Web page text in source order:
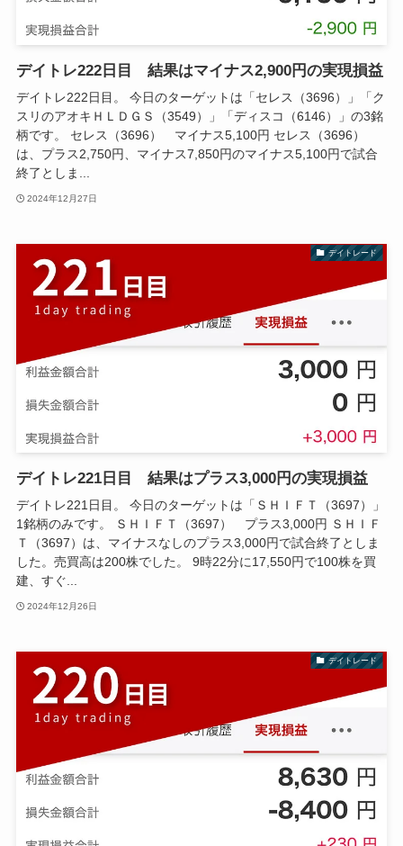
デイトレ222日目 結果はマイナス2,900円の実現損益
デイトレ222日目。 今日のターゲットは「セレス（3696）」「ク
スリのアオキＨＬＤＧＳ（3549）」「ディスコ（6146）」の3銘
柄です。 セレス（3696） マイナス5,100円 セレス（3696）
は、プラス2,750円、マイナス7,850円のマイナス5,100円で試合
終了としま...
2024年12月27日
デイトレード
デイトレ221日目 結果はプラス3,000円の実現損益
デイトレ221日目。 今日のターゲットは「ＳＨＩＦＴ（3697）」
1銘柄のみです。 ＳＨＩＦＴ（3697） プラス3,000円 ＳＨＩＦ
Ｔ（3697）は、マイナスなしのプラス3,000円で試合終了としま
した。売買高は200株でした。 9時22分に17,550円で100株を買
建、すぐ...
2024年12月26日
デイトレード